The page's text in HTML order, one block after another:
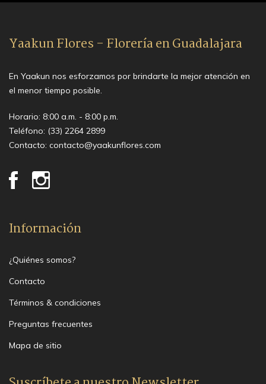
Yaakun Flores - Florería en Guadalajara
En Yaakun nos esforzamos por brindarte la mejor atención en
el menor tiempo posible.
Horario: 8:00 a.m. - 8:00 p.m.
Teléfono: (33) 2264 2899
Contacto: contacto@yaakunflores.com
Información
¿Quiénes somos?
Contacto
Términos & condiciones
Preguntas frecuentes
Mapa de sitio